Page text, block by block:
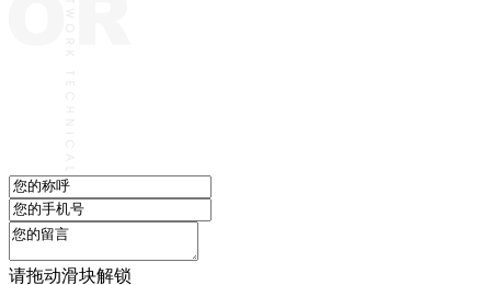
请拖动滑块解锁